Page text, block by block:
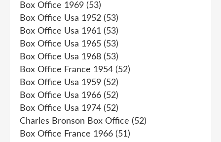
Box Office 1969 (53)
Box Office Usa 1952 (53)
Box Office Usa 1961 (53)
Box Office Usa 1965 (53)
Box Office Usa 1968 (53)
Box Office France 1954 (52)
Box Office Usa 1959 (52)
Box Office Usa 1966 (52)
Box Office Usa 1974 (52)
Charles Bronson Box Office (52)
Box Office France 1966 (51)